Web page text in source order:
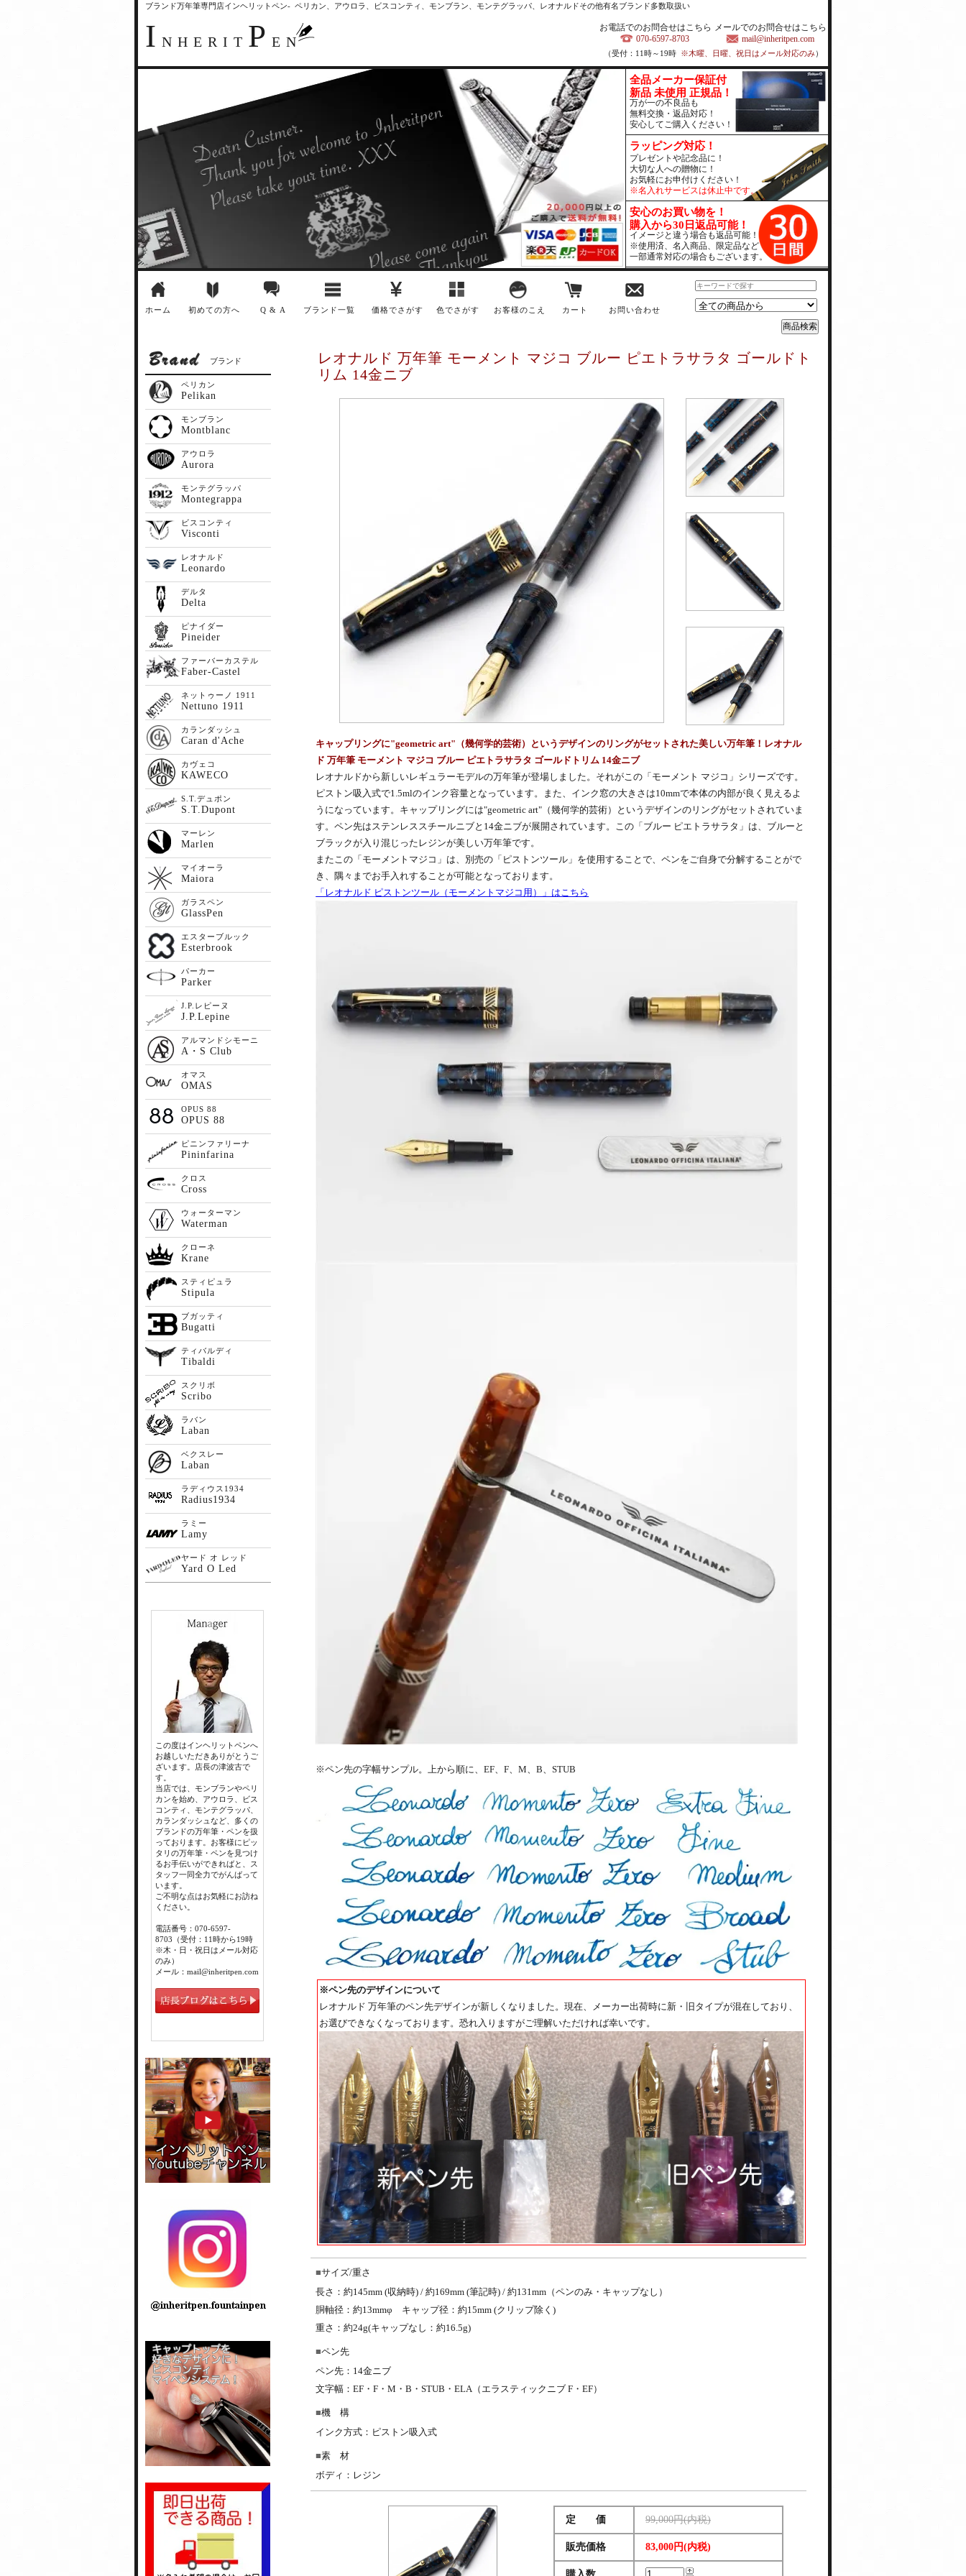
ブランド万年筆専門店インヘリットペン- ペリカン、アウロラ、ビスコンティ、モンブラン、モンテグラッパ、レオナルドその他有名ブランド多数取扱い
I NHERIT P EN
お電話でのお問合せはこちら
070-6597-8703
メールでのお問合せはこちら
mail@inheritpen.com
（受付：11時～19時 ※木曜、日曜、祝日はメール対応のみ）
全品メーカー保証付
新品 未使用 正規品！
万が一の不良品も
無料交換・返品対応！
安心してご購入ください！
ラッピング対応！
プレゼントや記念品に！
大切な人への贈物に！
お気軽にお申付けください！
※名入れサービスは休止中です。
安心のお買い物を！
購入から30日返品可能！
イメージと違う場合も返品可能！
※使用済、名入商品、限定品など
一部通常対応の場合もございます。
ホーム 初めての方へ Q & A ブランド一覧 価格でさがす 色でさがす お客様のこえ カート お問い合わせ
レオナルド 万年筆 モーメント マジコ ブルー ピエトラサラタ ゴールドト
リム 14金ニブ
キャップリングに"geometric art"（幾何学的芸術）というデザインのリングがセットされた美しい万年筆！レオナル
ド 万年筆 モーメント マジコ ブルー ピエトラサラタ ゴールドトリム 14金ニブ
レオナルドから新しいレギュラーモデルの万年筆が登場しました。それがこの「モーメント マジコ」シリーズです。
ピストン吸入式で1.5mlのインク容量となっています。また、インク窓の大きさは10mmで本体の内部が良く見えるよ
うになっています。キャップリングには"geometric art"（幾何学的芸術）というデザインのリングがセットされていま
す。ペン先はステンレススチールニブと14金ニブが展開されています。この「ブルー ピエトラサラタ」は、ブルーと
ブラックが入り混じったレジンが美しい万年筆です。
またこの「モーメントマジコ」は、別売の「ピストンツール」を使用することで、ペンをご自身で分解することがで
き、隅々までお手入れすることが可能となっております。
「レオナルド ピストンツール（モーメントマジコ用）」はこちら
※ペン先の字幅サンプル。上から順に、EF、F、M、B、STUB
※ペン先のデザインについて
レオナルド 万年筆のペン先デザインが新しくなりました。現在、メーカー出荷時に新・旧タイプが混在しており、
お選びできなくなっております。恐れ入りますがご理解いただければ幸いです。
サイズ/重さ
長さ：約145mm (収納時) / 約169mm (筆記時) / 約131mm（ペンのみ・キャップなし）
胴軸径：約13mmφ キャップ径：約15mm (クリップ除く)
重さ：約24g(キャップなし：約16.5g)
ペン先
ペン先：14金ニブ
文字幅：EF・F・M・B・STUB・ELA（エラスティックニブ F・EF）
機 構
インク方式：ピストン吸入式
素 材
ボディ：レジン
定 価 99,000円(内税)
販売価格 83,000円(内税)
ブランド
ペリカン
Pelikan
モンブラン
Montblanc
アウロラ
Aurora
モンテグラッパ
Montegrappa
ビスコンティ
Visconti
レオナルド
Leonardo
デルタ
Delta
ピナイダー
Pineider
ファーバーカステル
Faber-Castel
ネットゥーノ 1911
Nettuno 1911
カランダッシュ
Caran d'Ache
カヴェコ
KAWECO
S.T.デュポン
S.T.Dupont
マーレン
Marlen
マイオーラ
Maiora
ガラスペン
GlassPen
エスターブルック
Esterbrook
パーカー
Parker
J.P.レピーヌ
J.P.Lepine
アルマンドシモーニ
A・S Club
オマス
OMAS
OPUS 88
OPUS 88
ピニンファリーナ
Pininfarina
クロス
Cross
ウォーターマン
Waterman
クローネ
Krane
スティピュラ
Stipula
ブガッティ
Bugatti
ティバルディ
Tibaldi
スクリボ
Scribo
ラバン
Laban
ベクスレー
Laban
ラディウス1934
Radius1934
ラミー
Lamy
ヤード オ レッド
Yard O Led
この度はインヘリットペンへ
お越しいただきありがとうご
ざいます。店長の津波古で
す。
当店では、モンブランやペリ
カンを始め、アウロラ、ビス
コンティ、モンテグラッパ、
カランダッシュなど、多くの
ブランドの万年筆・ペンを扱
っております。お客様にピッ
タリの万年筆・ペンを見つけ
るお手伝いができればと、ス
タッフ一同全力でがんばって
います。
ご不明な点はお気軽にお訪ね
ください。
電話番号：070-6597-
8703（受付：11時から19時
※木・日・祝日はメール対応
のみ）
メール：mail@inheritpen.com